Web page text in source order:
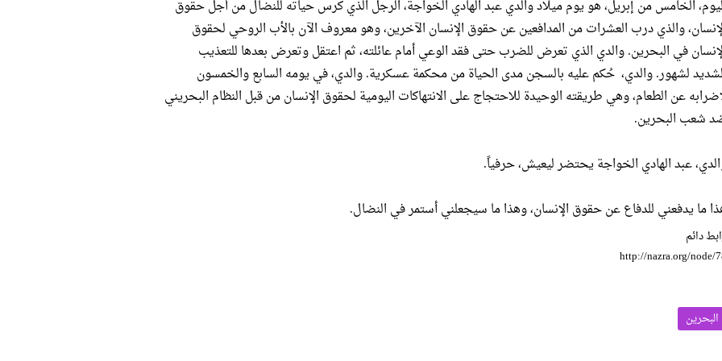
الخامس من إبريل، هو يوم ميلاد والدي عبد الهادي الخواجة، الرجل الذي كرس حياته للنضال من أجل حقوق
والذي درب العشرات من المدافعين عن حقوق الإنسان الآخرين، وهو معروف الآن بالأب الروحي لحقوق
في البحرين. والدي الذي تعرض للضرب حتى فقد الوعي أمام عائلته، ثم اعتقل وتعرض بعدها للتعذيب
لشهور. والدي، حُكم عليه بالسجن مدى الحياة من محكمة عسكرية. والدي، في يومه السابع والخمسون
عن الطعام، وهي طريقته الوحيدة للاحتجاج على الانتهاكات اليومية لحقوق الإنسان من قبل النظام البحريني
شعب البحرين.
عبد الهادي الخواجة يحتضر ليعيش، حرفياً.
ما يدفعني للدفاع عن حقوق الإنسان، وهذا ما سيجعلني أستمر في النضال.
دائم
http://nazra.org/node/
البحرين